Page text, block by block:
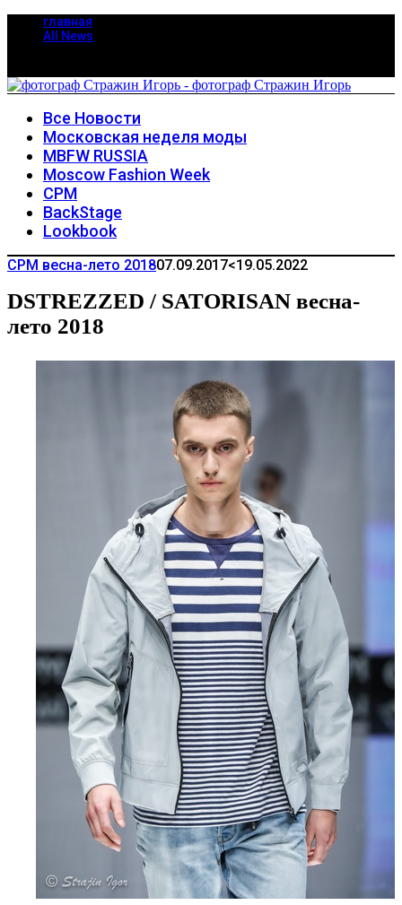
главная
All News
Все Новости
Московская неделя моды
MBFW RUSSIA
Moscow Fashion Week
CPM
BackStage
Lookbook
CPM весна-лето 201807.09.2017<19.05.2022
DSTREZZED / SATORISAN весна-
лето 2018